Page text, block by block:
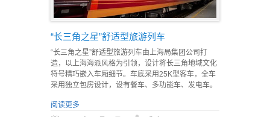
“长三角之星”舒适型旅游列车
“长三角之星”舒适型旅游列车由上海局集团公司打
造，以上海海派风格为引领，设计将长三角地域文化
符号精巧嵌入车厢细节。车底采用25K型客车，全车
采用独立包房设计，设有餐车、多功能车、发电车。
阅读更多